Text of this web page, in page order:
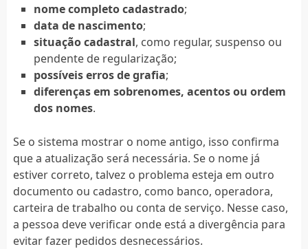
nome completo cadastrado;
data de nascimento;
situação cadastral, como regular, suspenso ou
pendente de regularização;
possíveis erros de grafia;
diferenças em sobrenomes, acentos ou ordem
dos nomes.
Se o sistema mostrar o nome antigo, isso confirma
que a atualização será necessária. Se o nome já
estiver correto, talvez o problema esteja em outro
documento ou cadastro, como banco, operadora,
carteira de trabalho ou conta de serviço. Nesse caso,
a pessoa deve verificar onde está a divergência para
evitar fazer pedidos desnecessários.